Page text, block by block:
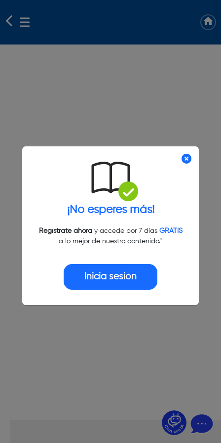
¡No esperes más!
Regístrate ahoray accede por 7 días GRATIS
a lo mejor de nuestro contenido."
Inicia sesión